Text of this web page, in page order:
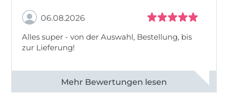
06.08.2026
Alles super - von der Auswahl, Bestellung, bis
zur Lieferung!
Alle 82968 Bewertungen ansehen